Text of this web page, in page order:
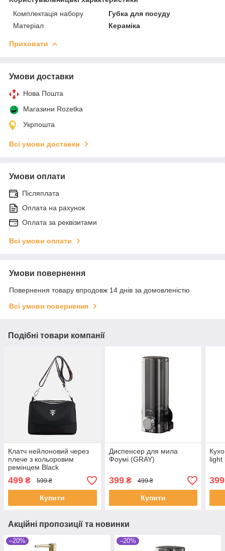
Комплектація набору
Губка для посуду
Матеріал
Кераміка
Приховати
Умови доставки
Нова Пошта
Магазини Rozetka
Укрпошта
Всі умови доставки
Умови оплати
Післяплата
Оплата на рахунок
Оплата за реквізитами
Всі умови оплати
Умови повернення
Повернення товару впродовж 14 днів за домовленістю
Всі умови повернення
Подібні товари компанії
Клатч нейлоновий через
плече з кольоровим
ремінцем Black
499 ₴ 599 ₴
Купити
Диспенсер для мила
Фоумі (GRAY)
399₴ 499 ₴
Купити
light
399
Акційні пропозиції та новинки
–20% –20%